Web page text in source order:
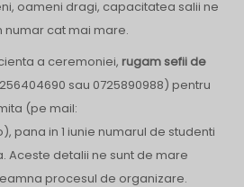
oameni dragi, capacitatea salii ne
numar cat mai mare.
a ceremoniei, rugam sefii de
sau 0725890988) pentru
(pe mail:
pana in 1 iunie numarul de studenti
Aceste detalii ne sunt de mare
procesul de organizare.